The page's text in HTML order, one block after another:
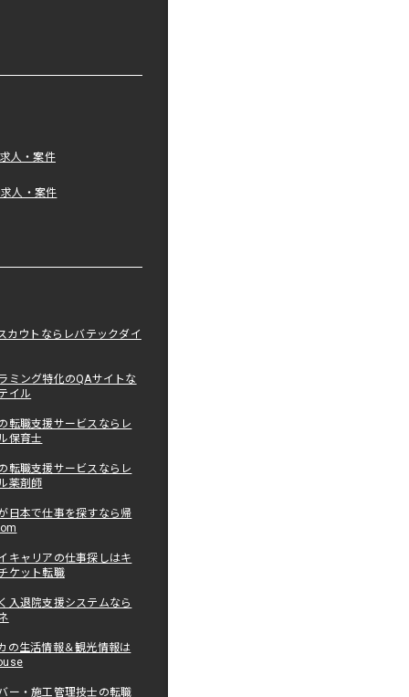
人・案件
人・案件
カウトならレバテックダイ
ミング特化のQAサイトな
イル
転職支援サービスならレ
保育士
転職支援サービスならレ
薬剤師
日本で仕事を探すなら帰
キャリアの仕事探しはキ
ケット転職
入退院支援システムなら
の生活情報＆観光情報は
ー・施工管理技士の転職